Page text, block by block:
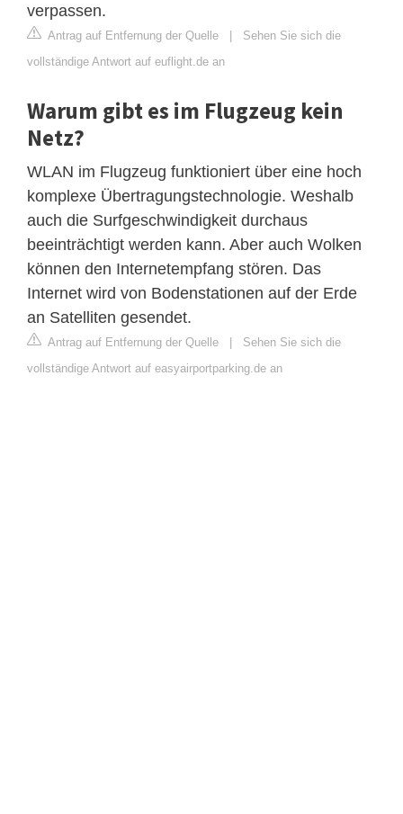
verpassen.
Antrag auf Entfernung der Quelle | Sehen Sie sich die
vollständige Antwort auf euflight.de an
Warum gibt es im Flugzeug kein
Netz?
WLAN im Flugzeug funktioniert über eine hoch
komplexe Übertragungstechnologie. Weshalb
auch die Surfgeschwindigkeit durchaus
beeinträchtigt werden kann. Aber auch Wolken
können den Internetempfang stören. Das
Internet wird von Bodenstationen auf der Erde
an Satelliten gesendet.
Antrag auf Entfernung der Quelle | Sehen Sie sich die
vollständige Antwort auf easyairportparking.de an